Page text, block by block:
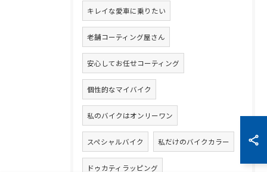
キレイな愛車に乗りたい
老舗コーティング屋さん
安心してお任せコーティング
個性的なマイバイク
私のバイクはオンリーワン
スペシャルバイク 私だけのバイクカラー
ドゥカティラッピング